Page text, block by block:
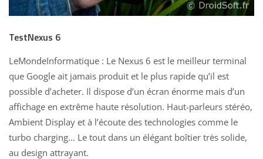
TestNexus 6
LeMondeInformatique : Le Nexus 6 est le meilleur terminal
que Google ait jamais produit et le plus rapide qu’il est
possible d’acheter. Il dispose d’un écran énorme mais d’un
affichage en extrême haute résolution. Haut-parleurs stéréo,
Ambient Display et à l’écoute des technologies comme le
turbo charging… Le tout dans un élégant boîtier très solide,
au design attrayant.